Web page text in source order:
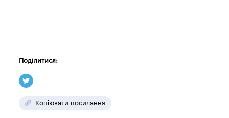
Поділитися:
Копіювати посилання